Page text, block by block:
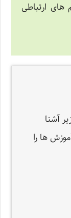
ارتباطی
آشنا
ها را